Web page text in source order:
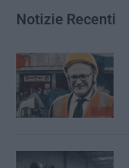
Notizie Recenti